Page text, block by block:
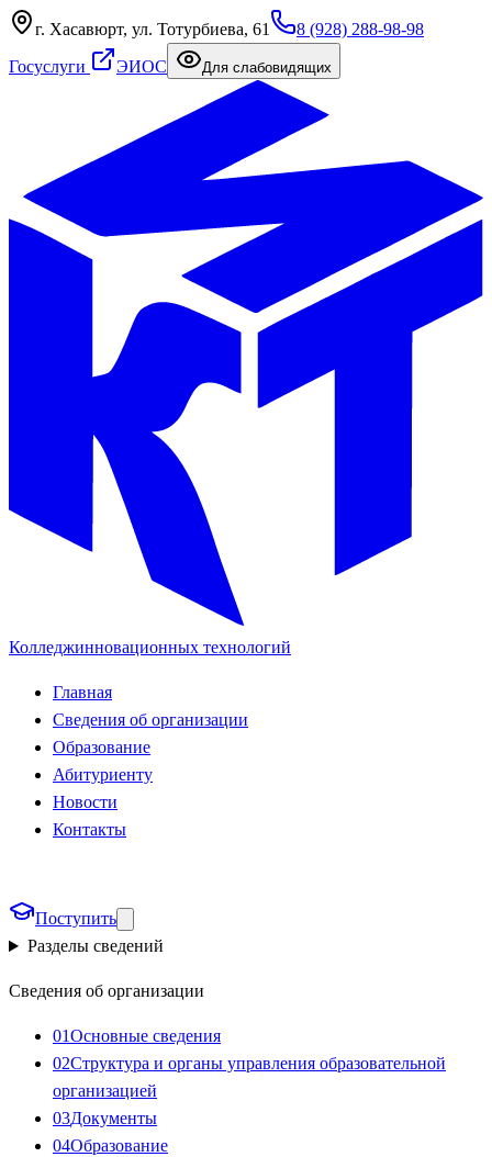
г. Хасавюрт, ул. Тотурбиева, 61
8 (928) 288-98-98
Госуслуги
ЭИОС Для слабовидящих
Колледжинновационных технологий
Главная
Сведения об организации
Образование
Абитуриенту
Новости
Контакты
Поступить
Разделы сведений
Сведения об организации
01Основные сведения
02Структура и органы управления образовательной
организацией
03Документы
04Образование